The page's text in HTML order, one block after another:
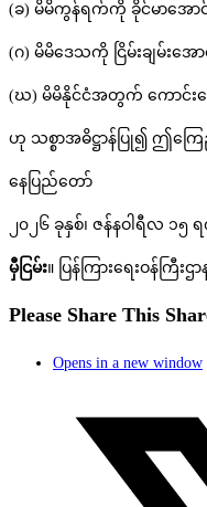
(ခ) မိမိကွန်ရက်ကို ခိုင်မာအော
(ဂ) မိမိဒေသကို ငြိမ်းချမ်းအေ
(ဃ) မိမိနိုင်ငံအတွက် ကောင်းအ
ဟု သစ္စာအဓိဋ္ဌာန်ပြု၍ ဤက
နေပြည်တော်
၂၀၂၆ ခုနှစ်၊ ဇန်နဝါရီလ ၁၅
မှီငြမ်း။ ပြန်ကြားရေးဝန်ကြီးဌာ
Please Share This
Opens in a new window